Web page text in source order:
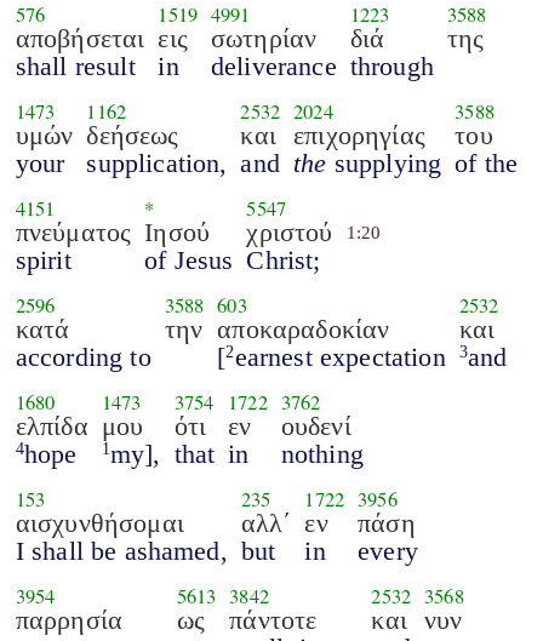
576
αποβήσεται
shall result
1519
εις
in
4991
σωτηρίαν
deliverance
1223
διά
through
3588
της
1473
υμών
your
1162
δεήσεως
supplication,
2532
και
and
2024
επιχορηγίας
the supplying
3588
του
of the
4151
πνεύματος
spirit
*
Ιησού
of Jesus
5547
χριστού
Christ;
1:20
2596
κατά
according to
3588
την
603
αποκαραδοκίαν
[2earnest expectation
2532
και
3and
1680
ελπίδα
4hope
1473
μου
1 my],
3754
ότι
that
1722
εν
in
3762
ουδενί
nothing
153
αισχυνθήσομαι
I shall be ashamed,
235
αλλ΄
but
1722
εν
in
3956
πάση
every
3954
παρρησία
5613
ως
3842
πάντοτε
2532
και
3568
νυν